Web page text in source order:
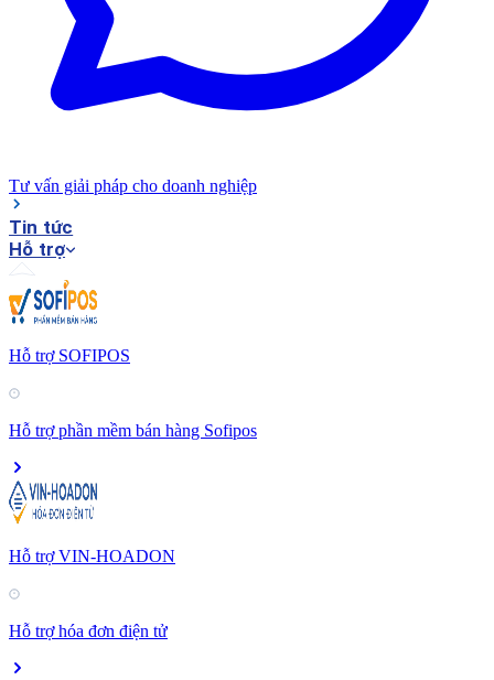
Tư vấn giải pháp cho doanh nghiệp
Tin tức
Hỗ trợ
Hỗ trợ SOFIPOS
Hỗ trợ phần mềm bán hàng Sofipos
Hỗ trợ VIN-HOADON
Hỗ trợ hóa đơn điện tử